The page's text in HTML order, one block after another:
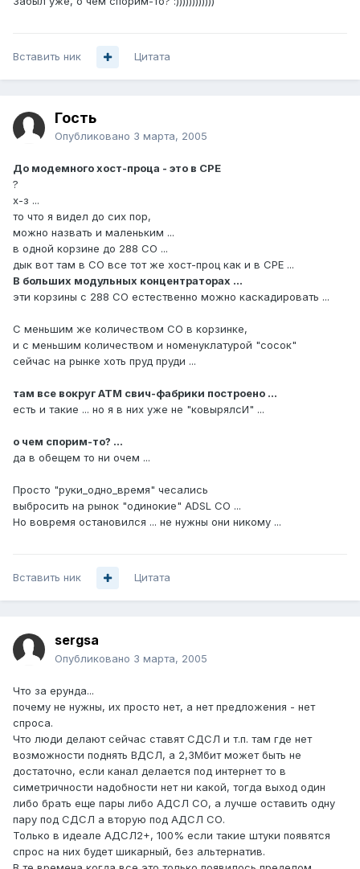
Вставить ник Цитата
Гость
Опубликовано 3 марта, 2005
До модемного хост-проца - это в CPE
?
х-з ...
то что я видел до сих пор,
можно назвать и маленьким ...
в одной корзине до 288 CO ...
дык вот там в CO все тот же хост-проц как и в CPE ...
В больших модульных концентраторах ...
эти корзины с 288 CO естественно можно каскадировать ...
С меньшим же количеством CO в корзинке,
и с меньшим количеством и номенуклатурой "сосок"
сейчас на рынке хоть пруд пруди ...
там все вокруг АТМ свич-фабрики построено ...
есть и такие ... но я в них уже не "ковырялсИ" ...
о чем спорим-то? ...
да в обещем то ни очем ...
Просто "руки_одно_время" чесались
выбросить на рынок "одинокие" ADSL CO ...
Но вовремя остановился ... не нужны они никому ...
Вставить ник Цитата
sergsa
Опубликовано 3 марта, 2005
Что за ерунда...
почему не нужны, их просто нет, а нет предложения - нет
спроса.
Что люди делают сейчас ставят СДСЛ и т.п. там где нет
возможности поднять ВДСЛ, а 2,3Мбит может быть не
достаточно, если канал делается под интернет то в
симетричности надобности нет ни какой, тогда выход один
либо брать еще пары либо АДСЛ СО, а лучше оставить одну
пару под СДСЛ а вторую под АДСЛ СО.
Только в идеале АДСЛ2+, 100% если такие штуки появятся
спрос на них будет шикарный, без альтернатив.